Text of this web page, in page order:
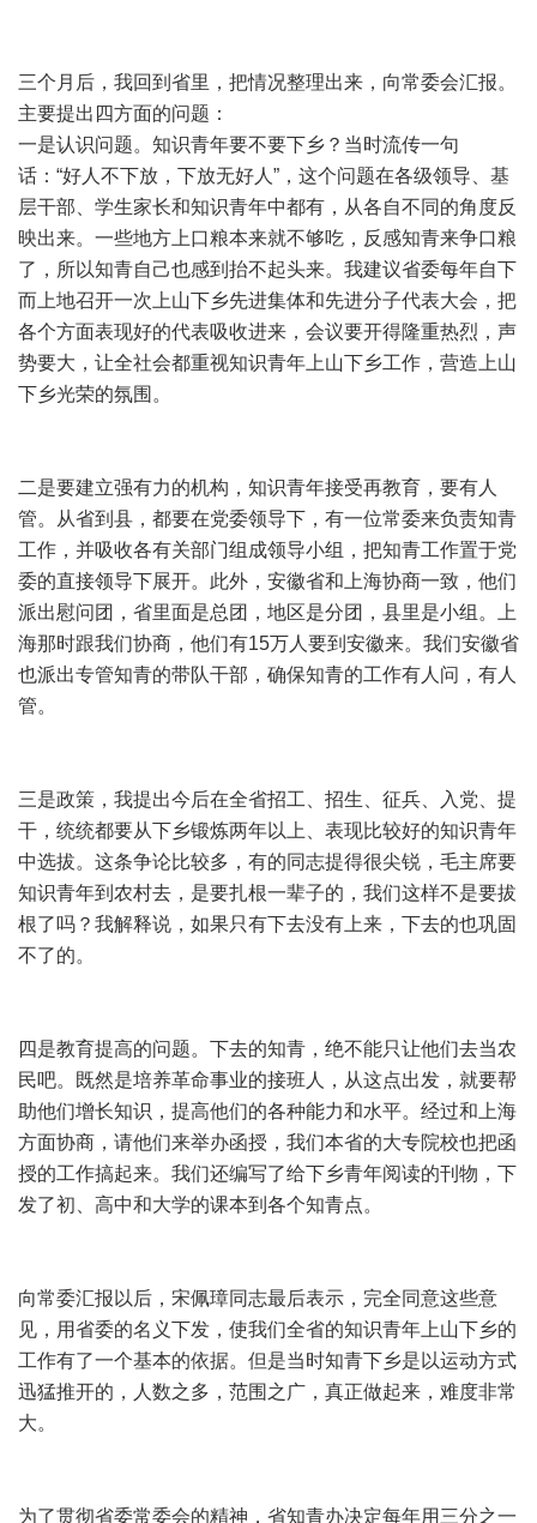
三个月后，我回到省里，把情况整理出来，向常委会汇报。
主要提出四方面的问题：
一是认识问题。知识青年要不要下乡？当时流传一句
话：“好人不下放，下放无好人”，这个问题在各级领导、基
层干部、学生家长和知识青年中都有，从各自不同的角度反
映出来。一些地方上口粮本来就不够吃，反感知青来争口粮
了，所以知青自己也感到抬不起头来。我建议省委每年自下
而上地召开一次上山下乡先进集体和先进分子代表大会，把
各个方面表现好的代表吸收进来，会议要开得隆重热烈，声
势要大，让全社会都重视知识青年上山下乡工作，营造上山
下乡光荣的氛围。
二是要建立强有力的机构，知识青年接受再教育，要有人
管。从省到县，都要在党委领导下，有一位常委来负责知青
工作，并吸收各有关部门组成领导小组，把知青工作置于党
委的直接领导下展开。此外，安徽省和上海协商一致，他们
派出慰问团，省里面是总团，地区是分团，县里是小组。上
海那时跟我们协商，他们有15万人要到安徽来。我们安徽省
也派出专管知青的带队干部，确保知青的工作有人问，有人
管。
三是政策，我提出今后在全省招工、招生、征兵、入党、提
干，统统都要从下乡锻炼两年以上、表现比较好的知识青年
中选拔。这条争论比较多，有的同志提得很尖锐，毛主席要
知识青年到农村去，是要扎根一辈子的，我们这样不是要拔
根了吗？我解释说，如果只有下去没有上来，下去的也巩固
不了的。
四是教育提高的问题。下去的知青，绝不能只让他们去当农
民吧。既然是培养革命事业的接班人，从这点出发，就要帮
助他们增长知识，提高他们的各种能力和水平。经过和上海
方面协商，请他们来举办函授，我们本省的大专院校也把函
授的工作搞起来。我们还编写了给下乡青年阅读的刊物，下
发了初、高中和大学的课本到各个知青点。
向常委汇报以后，宋佩璋同志最后表示，完全同意这些意
见，用省委的名义下发，使我们全省的知识青年上山下乡的
工作有了一个基本的依据。但是当时知青下乡是以运动方式
迅猛推开的，人数之多，范围之广，真正做起来，难度非常
大。
为了贯彻省委常委会的精神，省知青办决定每年用三分之一